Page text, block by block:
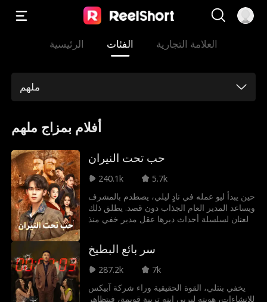
الرئيسية الفئات العلامة التجارية
ملهم
أفلام بمزاج ملهم
حب تحت النيران
240.1k
5.7k
حين يبدأ ليو عمله في نادٍ ليلي، يصطدم بالمشرف
ويساعد المدير العام الجذاب دون قصد. يطلق ذلك
العنان لسلسلة أحداث دبرها عقل مدبر خفي منذ
سر بائع البطيخ
287.2k
7k
يخفي بنتلي، القوة الحقيقية وراء شركة آبيكس
للإنشاءات، هويته ليربي ابنه تربية قويمة، فيتظاهر